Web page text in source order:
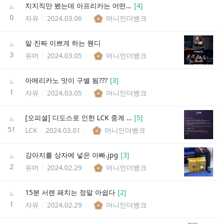
0
치지직만 봤는데 아프리카는 어떤 사람이 유명함? [4]
자유
2024.03.06 머니인더뱅크
3
말 진짜 이쁘게 하는 웬디
유머
2024.03.05 머니인더뱅크
1
아메리카노 맛이 구별 됨??? [3]
자유
2024.03.05 머니인더뱅크
51
[오피셜] 디도스로 인한 LCK 중계 시간 변경 [5]
LCK
2024.03.01 머니인더뱅크
2
강아지를 상자에 넣은 아빠.jpg [3]
유머
2024.02.29 머니인더뱅크
1
15분 서렌 패치는 정말 아쉽다 [2]
자유
2024.02.29 머니인더뱅크